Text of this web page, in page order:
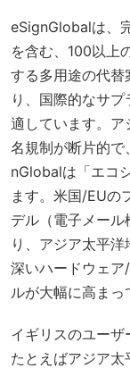
eSignGlobalは、
を含む、100以上
する多用途の代替
り、国際的なサ
適しています。ア
名規制が断片的
nGlobalは「エコ
ます。米国/EUの
デル（電子メー
り、アジア太平
深いハードウェア
ルが大幅に高まっ
イギリスのユーザ
たとえばアジア太